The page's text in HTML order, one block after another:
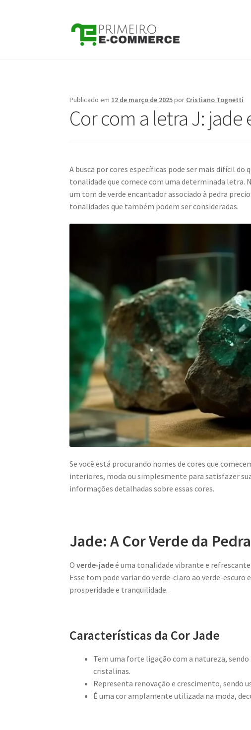
Pular
para
Pular
para
Publicado em 12 de março de 2025por Cristiano Tognetti
Cor com a letra J: jade
A busca por cores específicas pode ser mais difícil
tonalidade que comece com uma determinada letra.
um tom de verde encantador associado à pedra
tonalidades que também podem ser consideradas.
Se você está procurando nomes de cores que
interiores, moda ou simplesmente para satisfazer
informações detalhadas sobre essas cores.
Jade: A Cor Verde da
Overde-jadeé uma tonalidade vibrante e
Esse tom pode variar do verde-claro ao verde-
prosperidade e tranquilidade.
Características da Cor Jade
Tem uma forte ligação com a natureza,
cristalinas.
Representa renovação e crescimento, sendo
É uma cor amplamente utilizada na moda,